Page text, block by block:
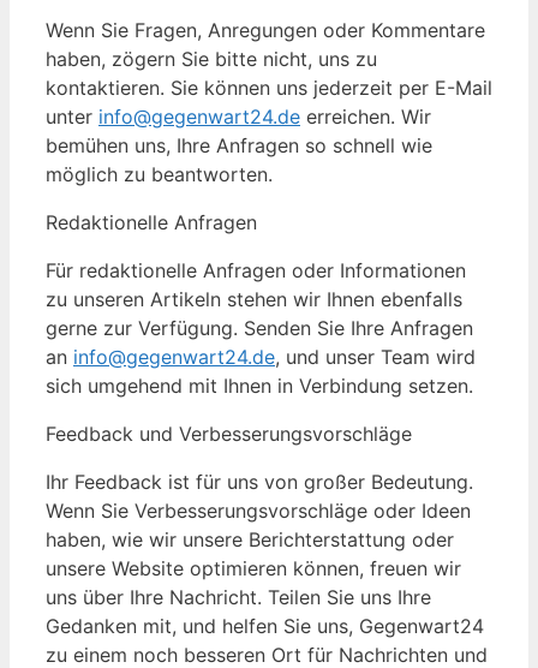
Wenn Sie Fragen, Anregungen oder Kommentare
haben, zögern Sie bitte nicht, uns zu
kontaktieren. Sie können uns jederzeit per E-Mail
unter info@gegenwart24.de erreichen. Wir
bemühen uns, Ihre Anfragen so schnell wie
möglich zu beantworten.
Redaktionelle Anfragen
Für redaktionelle Anfragen oder Informationen
zu unseren Artikeln stehen wir Ihnen ebenfalls
gerne zur Verfügung. Senden Sie Ihre Anfragen
an info@gegenwart24.de, und unser Team wird
sich umgehend mit Ihnen in Verbindung setzen.
Feedback und Verbesserungsvorschläge
Ihr Feedback ist für uns von großer Bedeutung.
Wenn Sie Verbesserungsvorschläge oder Ideen
haben, wie wir unsere Berichterstattung oder
unsere Website optimieren können, freuen wir
uns über Ihre Nachricht. Teilen Sie uns Ihre
Gedanken mit, und helfen Sie uns, Gegenwart24
zu einem noch besseren Ort für Nachrichten und